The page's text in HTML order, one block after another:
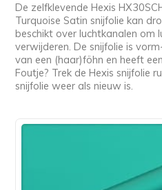
De zelfklevende Hexis
Turquoise Satin snijfolie kan
beschikt over luchtkanalen om
verwijderen. De snijfolie is
van een (haar)föhn en heeft
Foutje? Trek de Hexis snijfolie
snijfolie weer als nieuw is.